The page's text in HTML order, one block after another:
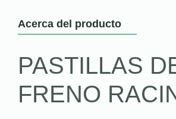
Acerca del producto
PASTILLAS
FRENO